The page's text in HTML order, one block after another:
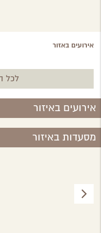
אירועים באזור
לכל
אירועים באיזור
מסעדות באיזור